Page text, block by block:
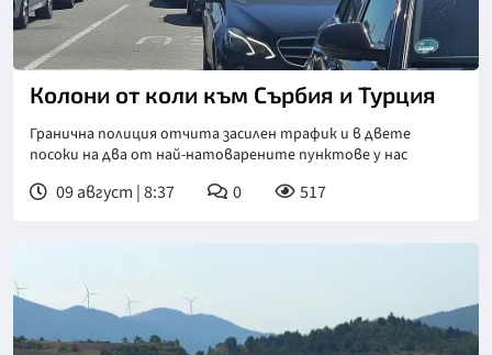
Снимка: БНТ
Колони от коли към Сърбия и Турция
Гранична полиция отчита засилен трафик и в двете
посоки на два от най-натоварените пунктове у нас
09 август | 8:37 0 517